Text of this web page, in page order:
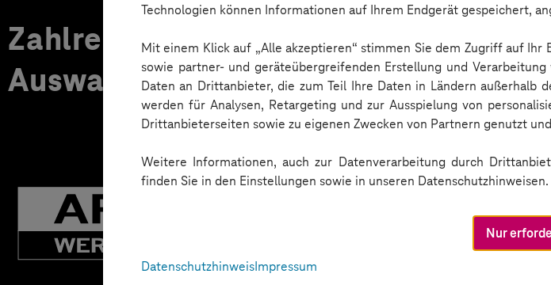
Technologien können Informationen auf Ihrem Endgerät gespeichert,
Mit einem Klick auf „Alle akzeptieren“ stimmen Sie dem Zugriff auf Ihr
sowie partner- und geräteübergreifenden Erstellung und
Daten an Drittanbieter, die zum Teil Ihre Daten in Ländern außerhalb
werden für Analysen, Retargeting und zur Ausspielung von
Drittanbieterseiten sowie zu eigenen Zwecken von Partnern genutzt
Weitere Informationen, auch zur Datenverarbeitung durch
finden Sie in den Einstellungen sowie in unseren Datenschutzhinweisen.
Nur
DatenschutzhinweisImpressum
Zahlreiche Unternehmen vertrauen
Auswahl: